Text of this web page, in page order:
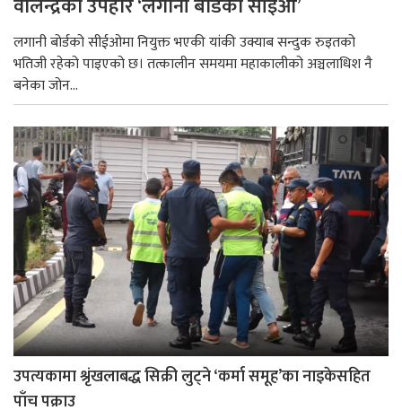
वालेन्द्रको उपहार ‘लगानी बोर्डको सीईओ’
लगानी बोर्डको सीईओमा नियुक्त भएकी यांकी उक्याब सन्दुक रुइतको
भतिजी रहेको पाइएको छ। तत्कालीन समयमा महाकालीको अञ्चलाधिश नै
बनेका जोन...
उपत्यकामा श्रृंखलाबद्ध सिक्री लुट्ने ‘कर्मा समूह’का नाइकेसहित
पाँच पक्राउ